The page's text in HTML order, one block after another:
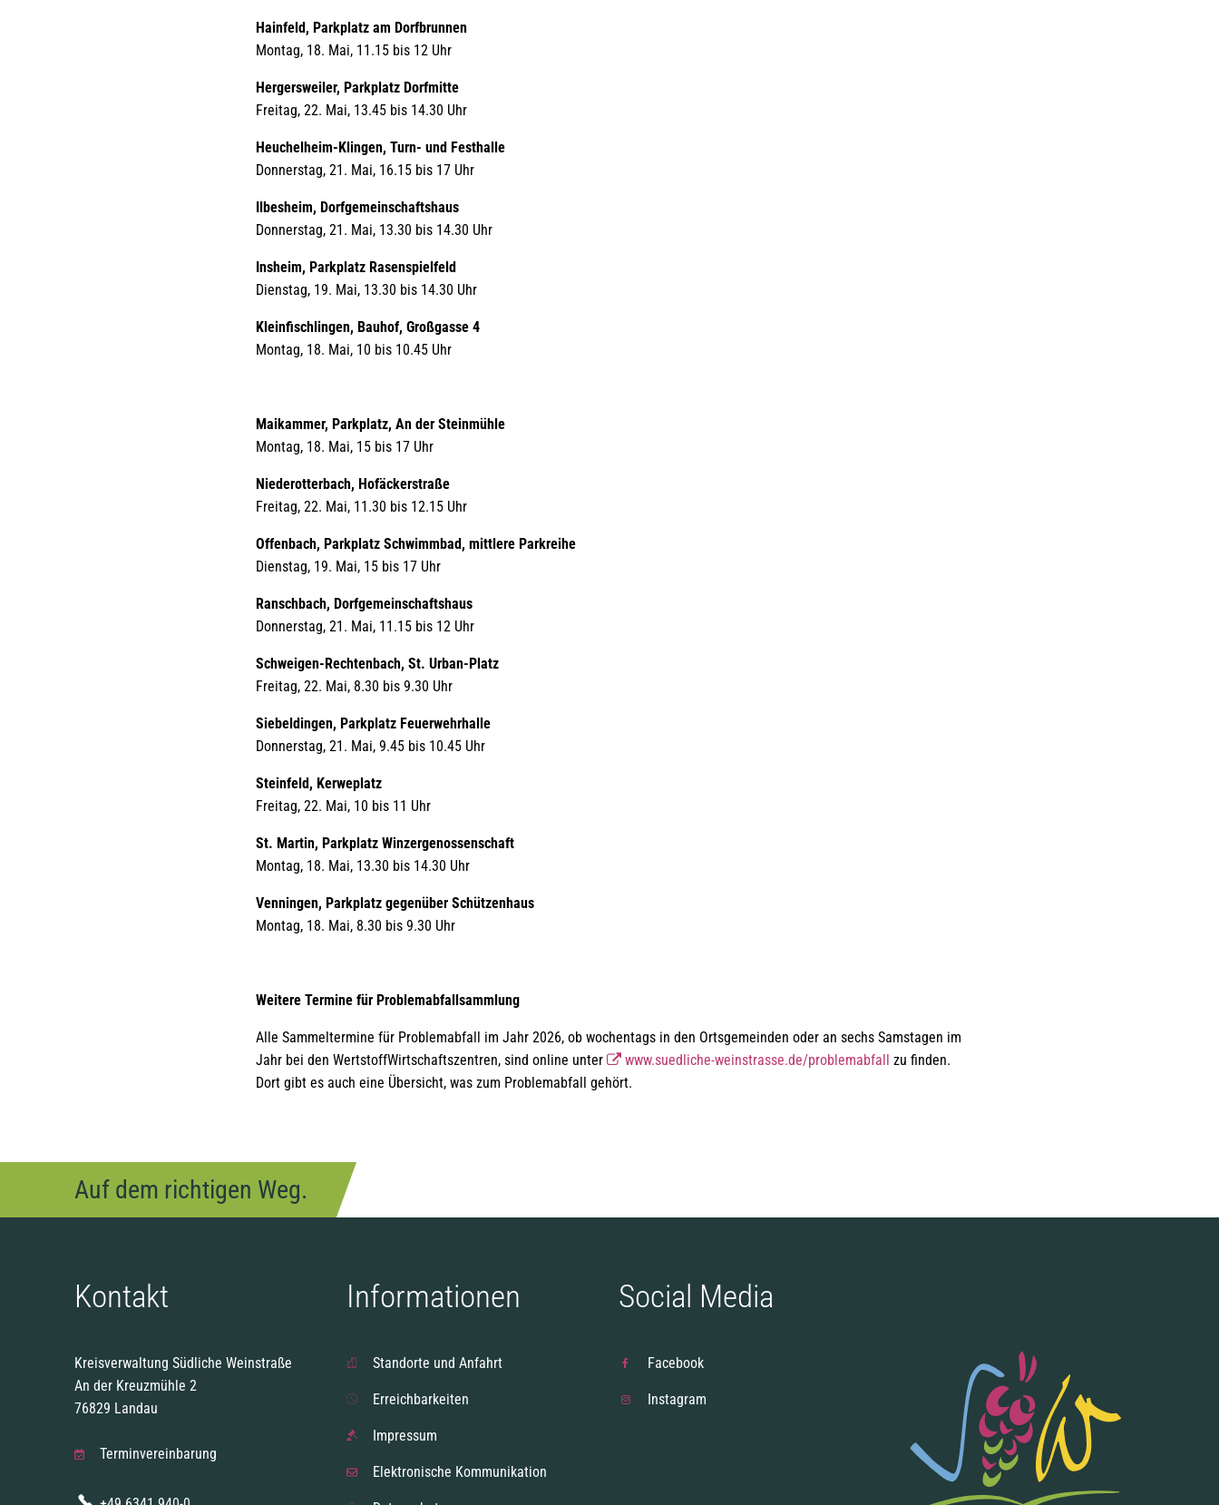
Hainfeld, Parkplatz am Dorfbrunnen
Montag, 18. Mai, 11.15 bis 12 Uhr
Hergersweiler, Parkplatz Dorfmitte
Freitag, 22. Mai, 13.45 bis 14.30 Uhr
Heuchelheim-Klingen, Turn- und Festhalle
Donnerstag, 21. Mai, 16.15 bis 17 Uhr
Ilbesheim, Dorfgemeinschaftshaus
Donnerstag, 21. Mai, 13.30 bis 14.30 Uhr
Insheim, Parkplatz Rasenspielfeld
Dienstag, 19. Mai, 13.30 bis 14.30 Uhr
Kleinfischlingen, Bauhof, Großgasse 4
Montag, 18. Mai, 10 bis 10.45 Uhr
Maikammer, Parkplatz, An der Steinmühle
Montag, 18. Mai, 15 bis 17 Uhr
Niederotterbach, Hofäckerstraße
Freitag, 22. Mai, 11.30 bis 12.15 Uhr
Offenbach, Parkplatz Schwimmbad, mittlere Parkreihe
Dienstag, 19. Mai, 15 bis 17 Uhr
Ranschbach, Dorfgemeinschaftshaus
Donnerstag, 21. Mai, 11.15 bis 12 Uhr
Schweigen-Rechtenbach, St. Urban-Platz
Freitag, 22. Mai, 8.30 bis 9.30 Uhr
Siebeldingen, Parkplatz Feuerwehrhalle
Donnerstag, 21. Mai, 9.45 bis 10.45 Uhr
Steinfeld, Kerweplatz
Freitag, 22. Mai, 10 bis 11 Uhr
St. Martin, Parkplatz Winzergenossenschaft
Montag, 18. Mai, 13.30 bis 14.30 Uhr
Venningen, Parkplatz gegenüber Schützenhaus
Montag, 18. Mai, 8.30 bis 9.30 Uhr
Weitere Termine für Problemabfallsammlung
Alle Sammeltermine für Problemabfall im Jahr 2026, ob wochentags in den Ortsgemeinden oder an sechs Samstagen im
Jahr bei den WertstoffWirtschaftszentren, sind online unter
www.suedliche-weinstrasse.de/problemabfall zu finden.
Dort gibt es auch eine Übersicht, was zum Problemabfall gehört.
Auf dem richtigen Weg.
Kontakt
Kreisverwaltung Südliche Weinstraße
An der Kreuzmühle 2
76829 Landau
Terminvereinbarung
Informationen
Standorte und Anfahrt
Erreichbarkeiten
Impressum
Elektronische Kommunikation
Social Media
Facebook
Instagram